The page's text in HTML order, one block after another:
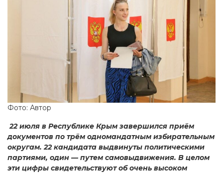
Фото: Автор
22 июля в Республике Крым завершился приём
документов по трём одномандатным избирательным
округам. 22 кандидата выдвинуты политическими
партиями, один — путем самовыдвижения. В целом
эти цифры свидетельствуют об очень высоком